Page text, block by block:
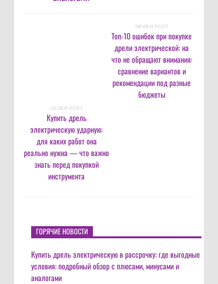
NEWER POST
Топ-10 ошибок при покупке
дрели электрической: на
что не обращают внимания:
сравнение вариантов и
рекомендации под разные
бюджеты
OLDER POST
Купить дрель
электрическую ударную:
для каких работ она
реально нужна — что важно
знать перед покупкой
инструмента
ГОРЯЧИЕ НОВОСТИ
Купить дрель электрическую в рассрочку: где выгодные
условия: подробный обзор с плюсами, минусами и
аналогами